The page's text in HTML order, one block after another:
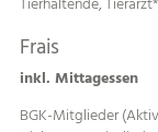
Tierhaltende,
Frais
inkl. Mittagessen
BGK-Mitglieder